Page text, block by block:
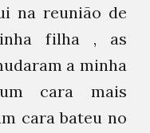
na reunião de
filha , as
a minha
cara mais
cara bateu no